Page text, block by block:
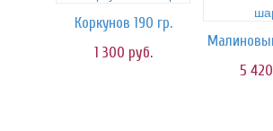
Коркунов 190 гр.
1 300 руб.
5 420